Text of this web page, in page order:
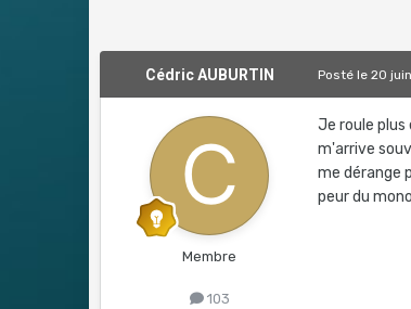
Cédric AUBURTIN
Membre
103
Postéle 20
Je roule plus
m'arrive
me dérange
peur du